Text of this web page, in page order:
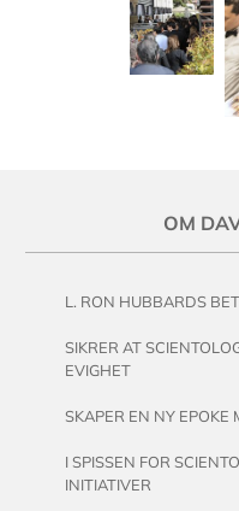
OM
L. RON HUBBARDS
SIKRER AT
EVIGHET
SKAPER EN NY EPOKE
I SPISSEN FOR
INITIATIVER